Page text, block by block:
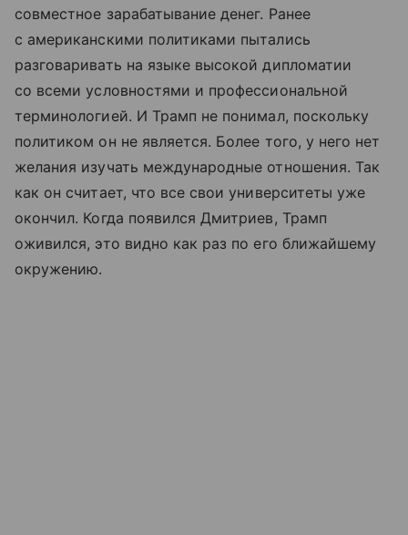
совместное зарабатывание денег. Ранее
с американскими политиками пытались
разговаривать на языке высокой дипломатии
со всеми условностями и профессиональной
терминологией. И Трамп не понимал, поскольку
политиком он не является. Более того, у него нет
желания изучать международные отношения. Так
как он считает, что все свои университеты уже
окончил. Когда появился Дмитриев, Трамп
оживился, это видно как раз по его ближайшему
окружению.